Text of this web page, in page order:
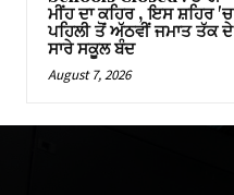
ਮੀਂਹ ਦਾ ਕਹਿਰ , ਇਸ ਸ਼ਹਿਰ 'ਚ
ਪਹਿਲੀ ਤੋਂ ਅੱਠਵੀਂ ਜਮਾਤ ਤੱਕ ਦੇ
ਸਾਰੇ ਸਕੂਲ ਬੰਦ
August 7, 2026